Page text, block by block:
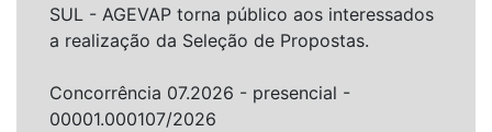
SUL - AGEVAP torna público aos interessados
a realização da Seleção de Propostas.
Concorrência 07.2026 - presencial -
00001.000107/2026